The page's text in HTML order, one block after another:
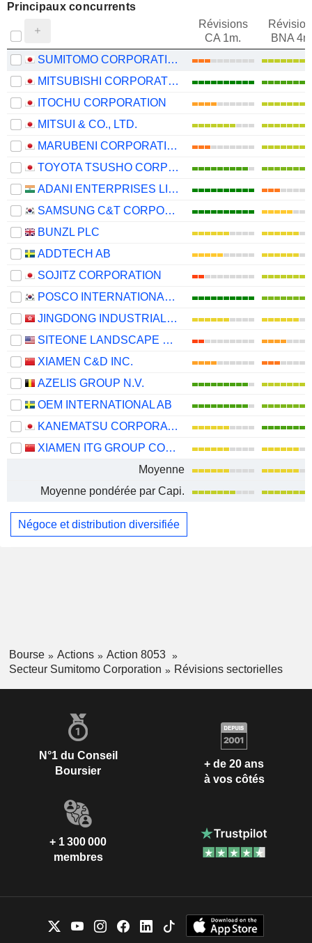
Principaux concurrents
Révisions
CA 1m.
BNA
SUMITOMO CORPORATION
MITSUBISHI CORPORATION
ITOCHU CORPORATION
MITSUI & CO., LTD.
MARUBENI CORPORATION
TOYOTA TSUSHO CORPORATION
ADANI ENTERPRISES LIMITED
SAMSUNG C&T CORPORATION
BUNZL PLC
ADDTECH AB
SOJITZ CORPORATION
POSCO INTERNATIONAL CORPORATION
JINGDONG INDUSTRIALS, INC.
SITEONE LANDSCAPE SUPPLY, INC.
XIAMEN C&D INC.
AZELIS GROUP N.V.
OEM INTERNATIONAL AB
KANEMATSU CORPORATION
XIAMEN ITG GROUP CORP.,LTD
Moyenne
Moyenne pondérée par Capi.
Négoce et distribution diversifiée
Bourse Actions
Action 8053
Secteur Sumitomo Corporation
Révisions sectorielles
N°1 du Conseil
Boursier
+ de 20 ans
à vos côtés
+ 1 300 000
membres